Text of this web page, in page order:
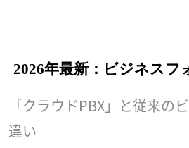
2026年最新：ビジネスフ
「クラウドPBX」と従来の
違い